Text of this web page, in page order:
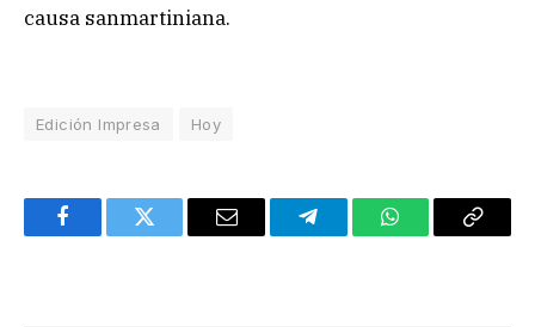
causa sanmartiniana.
Edición Impresa Hoy
FacebookTwitter Email TelegramWhatsAppCopy